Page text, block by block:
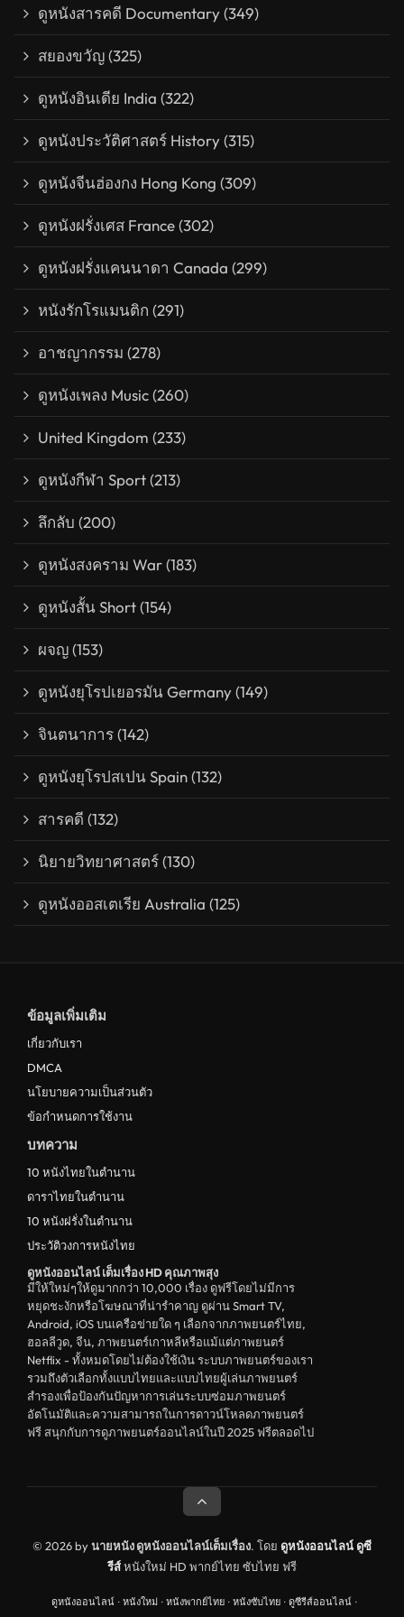
ดูหนังสารคดี Documentary(349)
สยองขวัญ(325)
ดูหนังอินเดีย India (322)
ดูหนังประวัติศาสตร์ History(315)
ดูหนังจีนฮ่องกง Hong Kong (309)
ดูหนังฝรั่งเศส France(302)
ดูหนังฝรั่งแคนนาดา Canada (299)
หนังรักโรแมนติก (291)
อาชญากรรม (278)
ดูหนังเพลง Music(260)
United Kingdom (233)
ดูหนังกีฬา Sport(213)
ลึกลับ (200)
ดูหนังสงคราม War(183)
ดูหนังสั้น Short(154)
ผจญ(153)
ดูหนังยุโรปเยอรมัน Germany(149)
จินตนาการ(142)
ดูหนังยุโรปสเปน Spain(132)
สารคดี (132)
นิยายวิทยาศาสตร์(130)
ดูหนังออสเตเรีย Australia (125)
ข้อมูลเพิ่มเติม
เกี่ยวกับเรา
DMCA
นโยบายความเป็นส่วนตัว
ข้อกำหนดการใช้งาน
บทความ
10 หนังไทยในตำนาน
ดาราไทยในตำนาน
10 หนังฝรั่งในตำนาน
ประวัติวงการหนังไทย
ดูหนังออนไลน์ เต็มเรื่อง HD คุณภาพสุง
มีให้ใหม่ๆให้ดูมากกว่า 10,000 เรื่อง ดูฟรีโดยไม่มีการ
หยุดชะงักหรือโฆษณาที่น่ารำคาญ ดูผ่าน Smart TV,
Android, iOS บนเครือข่ายใด ๆ เลือกจากภาพยนตร์ไทย,
ฮอลลีวูด, จีน, ภาพยนตร์เกาหลีหรือแม้แต่ภาพยนตร์
Netflix - ทั้งหมดโดยไม่ต้องใช้เงิน ระบบภาพยนตร์ของเรา
รวมถึงตัวเลือกทั้งแบบไทยและแบบไทยผู้เล่นภาพยนตร์
สำรองเพื่อป้องกันปัญหาการเล่นระบบซ่อมภาพยนตร์
อัตโนมัติและความสามารถในการดาวน์โหลดภาพยนตร์
ฟรี สนุกกับการดูภาพยนตร์ออนไลน์ในปี 2025 ฟรีตลอดไป
© 2026 byนายหนัง ดูหนังออนไลน์เต็มเรื่อง. โดย ดูหนังออนไลน์ ดูซี
รีส์หนังใหม่ HD พากย์ไทย ซับไทย ฟรี
ดูหนังออนไลน์ · หนังใหม่ · หนังพากย์ไทย · หนังซับไทย · ดูซีรีส์ออนไลน์ ·